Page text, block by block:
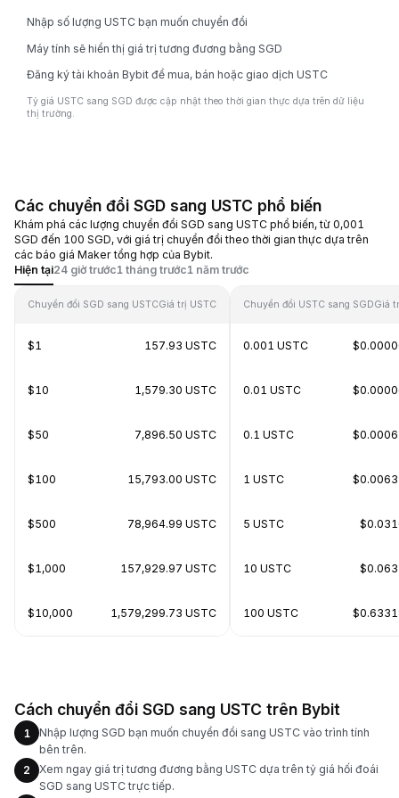
Nhập số lượng USTC bạn muốn chuyển đổi
Máy tính sẽ hiển thị giá trị tương đương bằng SGD
Đăng ký tài khoản Bybit để mua, bán hoặc giao dịch USTC
Tỷ giá USTC sang SGD được cập nhật theo thời gian thực dựa trên dữ liệu
thị trường.
Các chuyển đổi SGD sang USTC phổ biến
Khám phá các lượng chuyển đổi SGD sang USTC phổ biến, từ 0,001
SGD đến 100 SGD, với giá trị chuyển đổi theo thời gian thực dựa trên
các báo giá Maker tổng hợp của Bybit.
Hiện tại24 giờ trước1 tháng trước1 năm trước
Chuyển đổi SGD sang USTCGiá trị USTC
$1 157.93 USTC
$10 1,579.30 USTC
$50 7,896.50 USTC
$100 15,793.00 USTC
$500 78,964.99 USTC
$1,000 157,929.97 USTC
$10,000 1,579,299.73 USTC
Chuyển đổi USTC sang SGDGiá
0.001 USTC
0.01 USTC
0.1 USTC
1 USTC
5 USTC
10 USTC
100 USTC
Cách chuyển đổi SGD sang USTC trên Bybit
1
Nhập lượng SGD bạn muốn chuyển đổi sang USTC vào trình tính
bên trên.
2
Xem ngay giá trị tương đương bằng USTC dựa trên tỷ giá hối đoái
SGD sang USTC trực tiếp.